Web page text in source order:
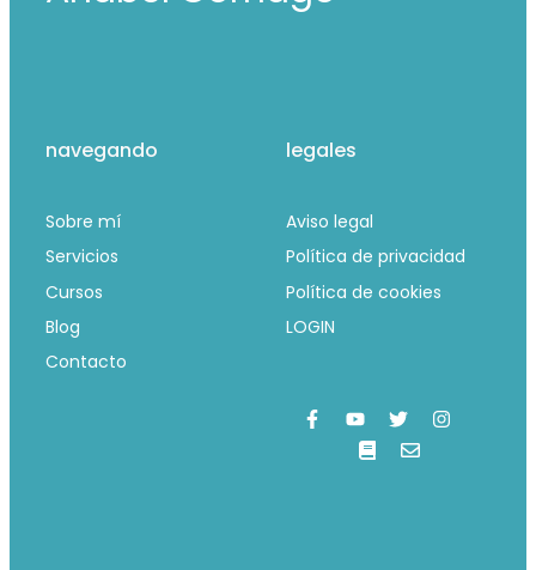
navegando
Sobre mí
Servicios
Cursos
Blog
Contacto
legales
Aviso legal
Política de privacidad
Política de cookies
LOGIN